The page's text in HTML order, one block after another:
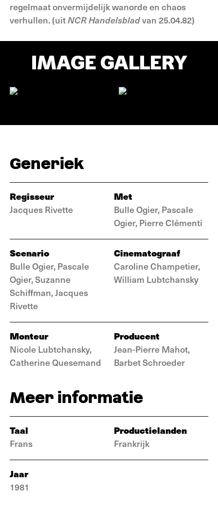
regelmaat onvermijdelijk wanorde en chaos
verhullen. (uitNCR Handelsbladvan 25.04.82)
IMAGE GALLERY
Generiek
Regisseur
Jacques Rivette
Met
Bulle Ogier, Pascale
Ogier, Pierre Clémenti
Scenario
Bulle Ogier, Pascale
Ogier, Suzanne
Schiffman, Jacques
Rivette
Cinematograaf
Caroline Champetier,
William Lubtchansky
Monteur
Nicole Lubtchansky,
Catherine Quesemand
Producent
Jean-Pierre Mahot,
Barbet Schroeder
Meer informatie
Taal
Frans
Productielanden
Frankrijk
Jaar
1981